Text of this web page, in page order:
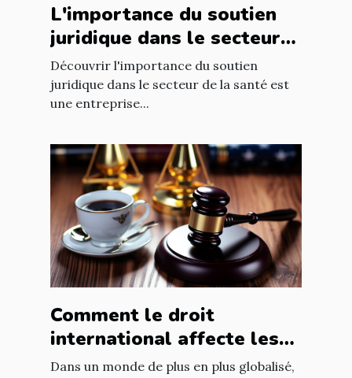
L'importance du soutien
juridique dans le secteur
de la santé
Découvrir l'importance du soutien
juridique dans le secteur de la santé est
une entreprise...
Comment le droit
international affecte les
accords commerciaux
Dans un monde de plus en plus globalisé,